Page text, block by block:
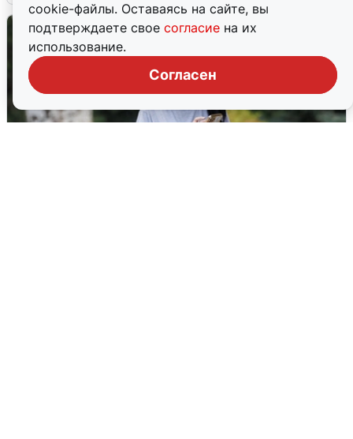
cookie-файлы. Оставаясь на сайте, вы
подтверждаете свое согласие на их
использование.
Согласен